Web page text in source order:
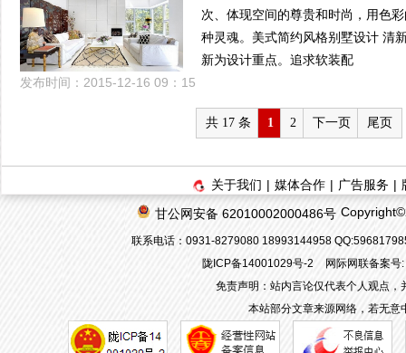
次、体现空间的尊贵和时尚，用色
种灵魂。美式简约风格别墅设计 清
新为设计重点。追求软装配
发布时间：2015-12-16 09：15
共 17 条 1 2 下一页 尾页
关于我们 | 媒体合作 | 广告服务 |
甘公网安备 62010002000486号
联系电话：0931-8279080 18993144958
陇ICP备14001029号-2
网际网联备案
免责声明：站内言论仅代表个人观点
本站部分文章来源网络，若无意